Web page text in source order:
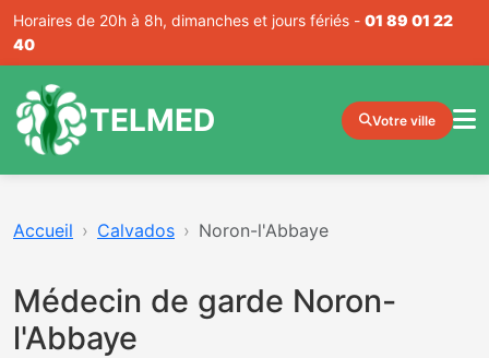
Horaires de 20h à 8h, dimanches et jours fériés - 01 89 01 22
40
TELMED Votre ville
Accueil Calvados Noron-l'Abbaye
Médecin de garde Noron-
l'Abbaye